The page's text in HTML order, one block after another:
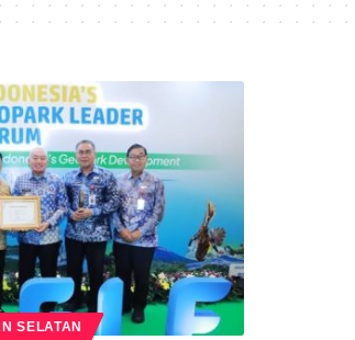
SELATAN